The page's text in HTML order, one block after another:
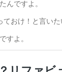
んですよ。
おけ！と言いた
すよ。